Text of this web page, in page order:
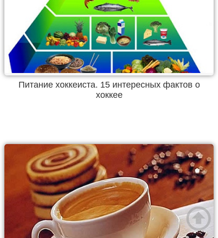
Питание хоккеиста. 15 интересных фактов о
хоккее